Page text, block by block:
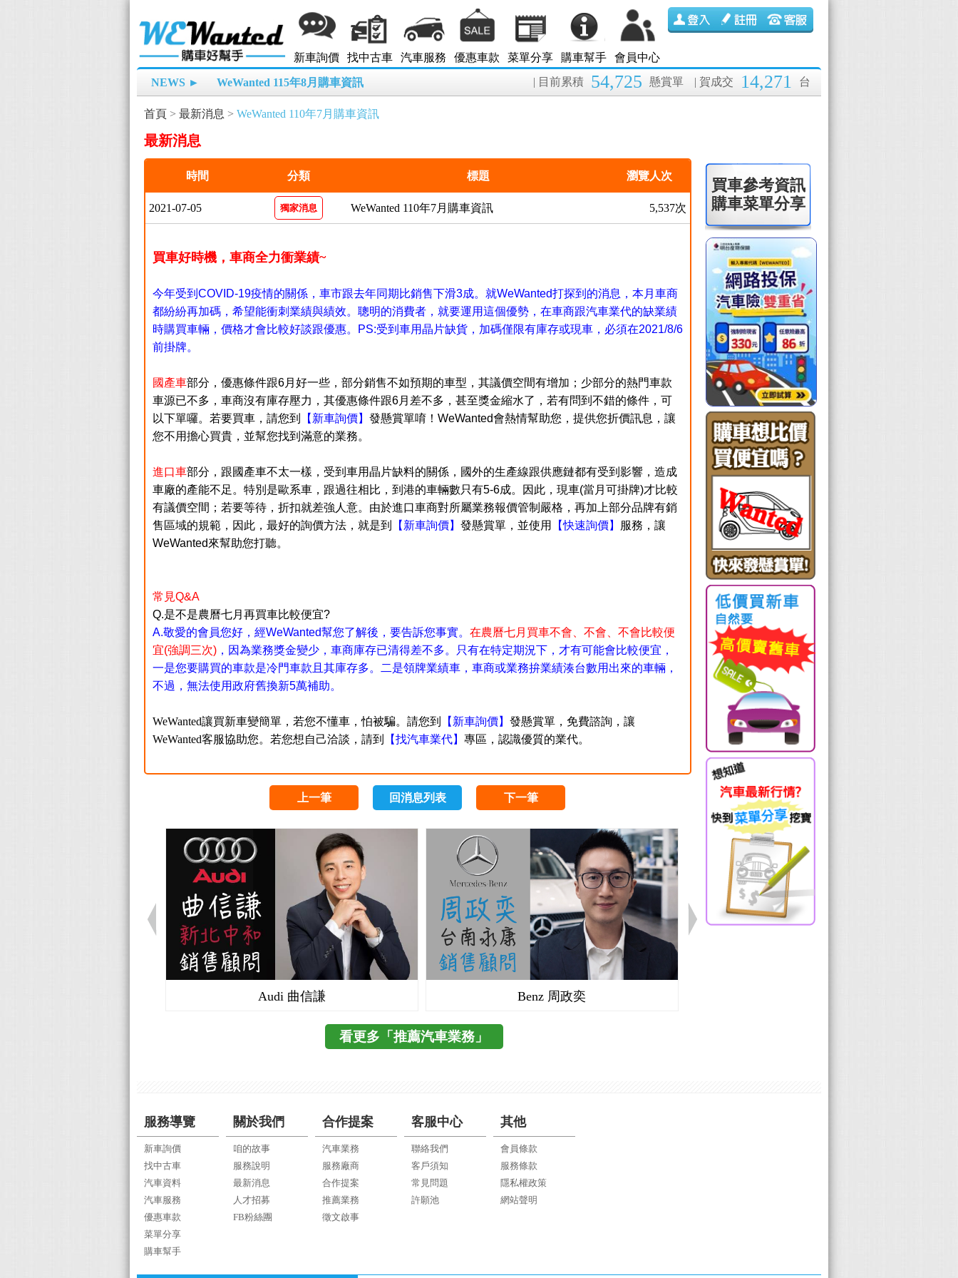
新車詢價 找中古車 汽車服務 優惠車款 菜單分享 購車幫手 會員中心
NEWS ► WeWanted 115年8月購車資訊 | 賀成交 14,271 台
| 目前累積 54,725 懸賞單
首頁 > 最新消息 > WeWanted 110年7月購車資訊
最新消息
時間 分類 標題 瀏覽人次
2021-07-05 獨家消息 WeWanted 110年7月購車資訊 5,537次
買車好時機，車商全力衝業績~
今年受到COVID-19疫情的關係，車市跟去年同期比銷售下滑3成。就WeWanted打探到的消息，本月車商
都紛紛再加碼，希望能衝刺業績與績效。聰明的消費者，就要運用這個優勢，在車商跟汽車業代的缺業績
時購買車輛，價格才會比較好談跟優惠。PS:受到車用晶片缺貨，加碼僅限有庫存或現車，必須在2021/8/6
前掛牌。
國產車部分，優惠條件跟6月好一些，部分銷售不如預期的車型，其議價空間有增加；少部分的熱門車款
車源已不多，車商沒有庫存壓力，其優惠條件跟6月差不多，甚至獎金縮水了，若有問到不錯的條件，可
以下單囉。若要買車，請您到 【新車詢價】 發懸賞單唷！ WeWanted會熱情幫助您，提供您折價訊息，讓
您不用擔心買貴，並幫您找到滿意的業務。
進口車部分，跟國產車不太一樣，受到車用晶片缺料的關係，國外的生產線跟供應鏈都有受到影響，造成
車廠的產能不足。特別是歐系車，跟過往相比，到港的車輛數只有5-6成。因此，現車(當月可掛牌)才比較
有議價空間；若要等待，折扣就差強人意。由於進口車商對所屬業務報價管制嚴格，再加上部分品牌有銷
售區域的規範，因此，最好的詢價方法，就是到
【新車詢價】 發懸賞單，並使用 【快速詢價】
服務，讓
WeWanted來幫助您打聽。
常見Q&A
Q.是不是農曆七月再買車比較便宜?
A.敬愛的會員您好，經WeWanted幫您了解後，要告訴您事實。 在農曆七月買車不會、不會、不會比較便
宜(強調三次)，因為業務獎金變少，車商庫存已清得差不多。只有在特定期況下，才有可能會比較便宜，
一是您要購買的車款是冷門車款且其庫存多。二是領牌業績車，車商或業務拚業績湊台數用出來的車輛，
不過，無法使用政府舊換新5萬補助。
WeWanted讓買新車變簡單，若您不懂車，怕被騙。 請您到 【新車詢價】 發懸賞單，免費諮詢， 讓
WeWanted客服協助您。若您想自己洽談，請到
【找汽車業代】 專區，認識優質的業代。
上一筆 回消息列表 下一筆
Audi 曲信謙 Benz 周政奕
看更多「推薦汽車業務」
買車參考資訊
購車菜單分享
服務導覽
新車詢價
找中古車
汽車資料
汽車服務
優惠車款
菜單分享
購車幫手
關於我們
咱的故事
服務說明
最新消息
人才招募
FB粉絲團
合作提案
汽車業務
服務廠商
合作提案
推薦業務
徵文啟事
客服中心
聯絡我們
客戶須知
常見問題
許願池
其他
會員條款
服務條款
隱私權政策
網站聲明